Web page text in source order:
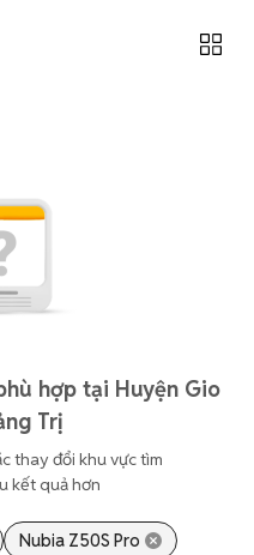
hợp tại Huyện Gio
Trị
thay đổi khu vực tìm
kết quả hơn
Nubia Z50S Pro